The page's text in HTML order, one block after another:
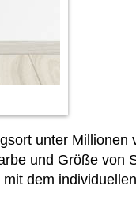
unter Millionen
und Größe von
dem